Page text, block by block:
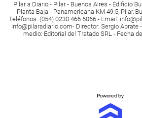
Pilar a Diario - Pilar - Buenos Aires - Edificio
Planta Baja - Panamericana KM 49.5, Pilar,
Teléfonos: (054) 0230 466 6066 - Email :
info@pilaradiario.com- Director: Sergio Abrate -
medio: Editorial del Tratado SRL - Fecha